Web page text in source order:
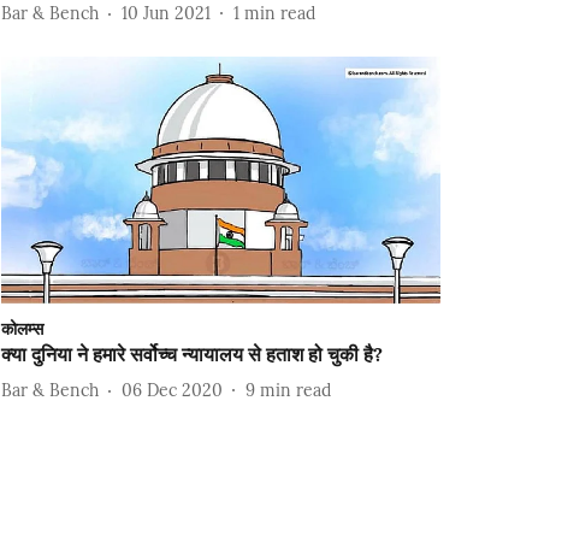
Bar & Bench 10 Jun 2021 1 min read
कोलम्स
क्या दुनिया ने हमारे सर्वोच्च न्यायालय से हताश हो चुकी है?
Bar & Bench 06 Dec 2020 9 min read